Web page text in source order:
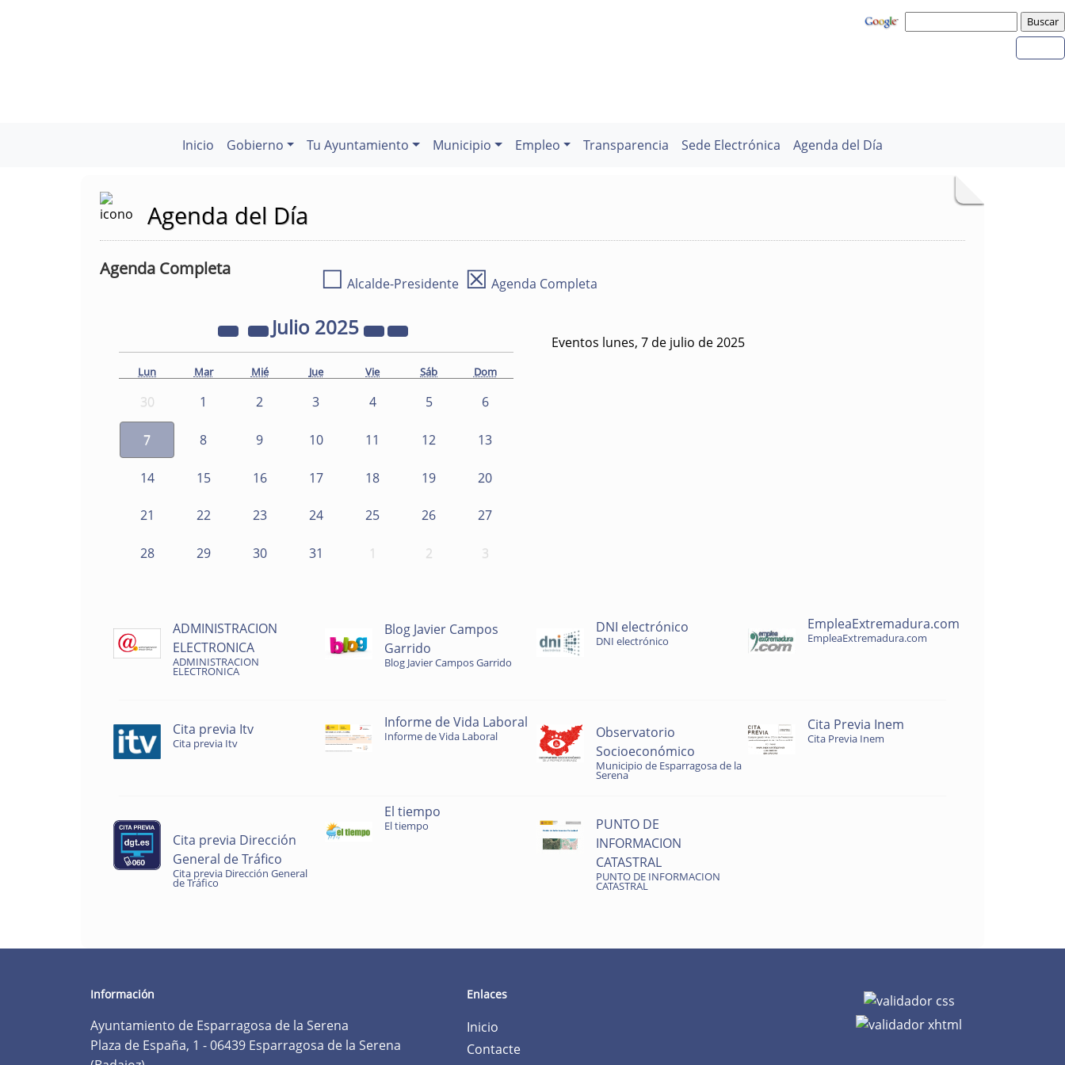
Inicio Gobierno Tu Ayuntamiento Municipio Empleo Transparencia Sede Electrónica Agenda del Día
Agenda del Día
Agenda Completa ☐ Alcalde-Presidente ☒ Agenda Completa
Julio 2025
Lun Mar Mié Jue Vie Sáb Dom
30 1 2 3 4 5 6
7 8 9 10 11 12 13
14 15 16 17 18 19 20
21 22 23 24 25 26 27
28 29 30 31 1 2 3
Eventos lunes, 7 de julio de 2025
ADMINISTRACION
ELECTRONICA
ADMINISTRACION
ELECTRONICA
Blog Javier Campos
Garrido
Blog Javier Campos Garrido
DNI electrónico
DNI electrónico
EmpleaExtremadura.com
EmpleaExtremadura.com
Cita previa Itv
Cita previa Itv
Informe de Vida Laboral
Informe de Vida Laboral
Observatorio
Socioeconómico
Municipio de Esparragosa de la
Serena
Cita Previa Inem
Cita Previa Inem
Cita previa Dirección
General de Tráfico
Cita previa Dirección General
de Tráfico
El tiempo
El tiempo
PUNTO DE
INFORMACION
CATASTRAL
PUNTO DE INFORMACION
CATASTRAL
Información
Ayuntamiento de Esparragosa de la Serena
Plaza de España, 1 - 06439 Esparragosa de la Serena
Enlaces
Inicio
Contacte